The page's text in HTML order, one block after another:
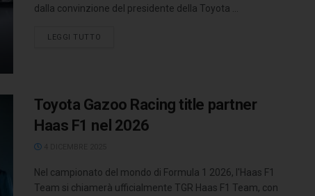
dalla convinzione del presidente della Toyota ...
LEGGI TUTTO
Toyota Gazoo Racing title partner
Haas F1 nel 2026
Nel campionato del mondo di Formula 1 2026, l'Haas F1
Team si chiamerà ufficialmente TGR Haas F1 Team, con